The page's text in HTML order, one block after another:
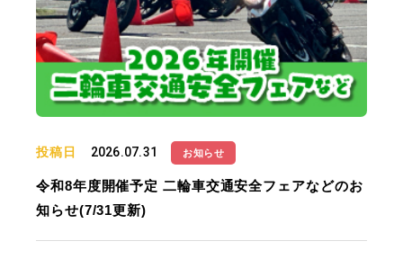
投稿日 2026.07.31 お知らせ
令和8年度開催予定 二輪車交通安全フェアなどのお
知らせ(7/31更新)